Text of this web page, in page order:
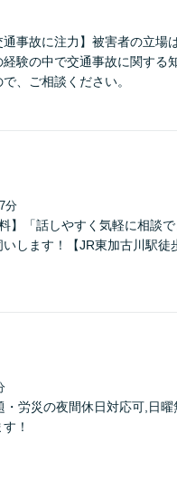
通事故に注力】被害者の立
験の中で交通事故に関する
、ご相談ください。
分
】「話しやすく気軽に相談
します！【JR東加古川駅徒
・労災の夜間休日対応可,
！